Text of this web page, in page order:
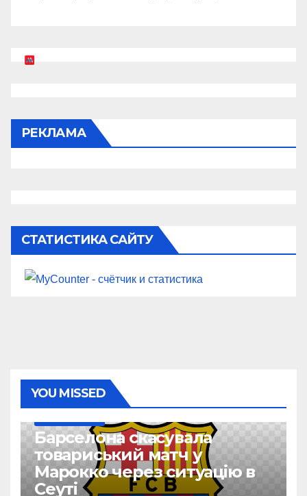
РЕКЛАМА
СТАТИСТИКА САЙТУ
YOU MISSED
Барселона скасувала
товариський матч у
Марокко через ситуацію в
Сеуті